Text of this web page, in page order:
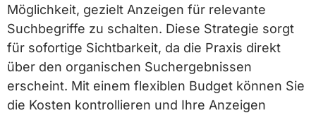
Möglichkeit, gezielt Anzeigen für relevante
Suchbegriffe zu schalten. Diese Strategie sorgt
für sofortige Sichtbarkeit, da die Praxis direkt
über den organischen Suchergebnissen
erscheint. Mit einem flexiblen Budget können Sie
die Kosten kontrollieren und Ihre Anzeigen